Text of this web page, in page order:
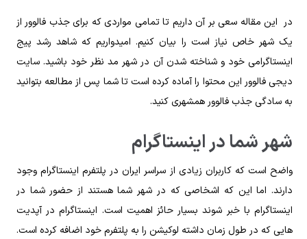
در این مقاله سعی بر آن داریم تا تمامی مواردی که برای جذب فالوور از
یک شهر خاص نیاز است را بیان کنیم. امیدواریم که شاهد رشد پیج
اینستاگرامی خود و شناخته شدن آن در شهر مد نظر خود باشید. سایت
دیجی فالوور این محتوا را آماده کرده است تا شما پس از مطالعه بتوانید
به سادگی جذب فالوور همشهری کنید.
شهر شما در اینستاگرام
واضح است که کاربران زیادی از سراسر ایران در پلتفرم اینستاگرام وجود
دارند. اما این که اشخاصی که در شهر شما هستند از حضور شما در
اینستاگرام با خبر شوند بسیار حائز اهمیت است. اینستاگرام در آپدیت
هایی که در طول زمان داشته لوکیشن را به پلتفرم خود اضافه کرده است.